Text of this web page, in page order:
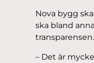
Nova bygg
ska bland
transparensen.
– Det är